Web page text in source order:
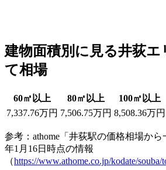
建物面積別に見る井荻エ
て相場
60㎡以上 80㎡以上 100㎡以上
7,337.76万円 7,506.75万円 8,508.36万円
参考：athome「井荻駅の価格相場か
年1月16日時点の情報
（https://www.athome.co.jp/kodate/souba/